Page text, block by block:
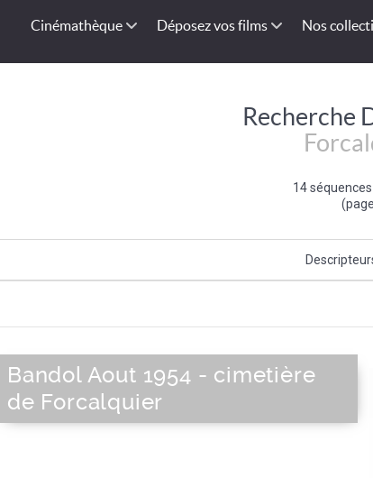
Cinémathèque Déposez vos films Nos
Recherche
14
Bandol Aout 1954 - cimetière
de Forcalquier